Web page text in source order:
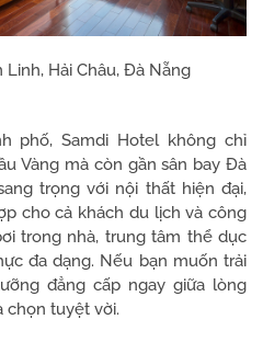
Linh, Hải Châu, Đà Nẵng
phố, Samdi Hotel không chỉ
Vàng mà còn gần sân bay Đà
trọng với nội thất hiện đại,
cho cả khách du lịch và công
trong nhà, trung tâm thể dục
đa dạng. Nếu bạn muốn trải
đẳng cấp ngay giữa lòng
chọn tuyệt vời.